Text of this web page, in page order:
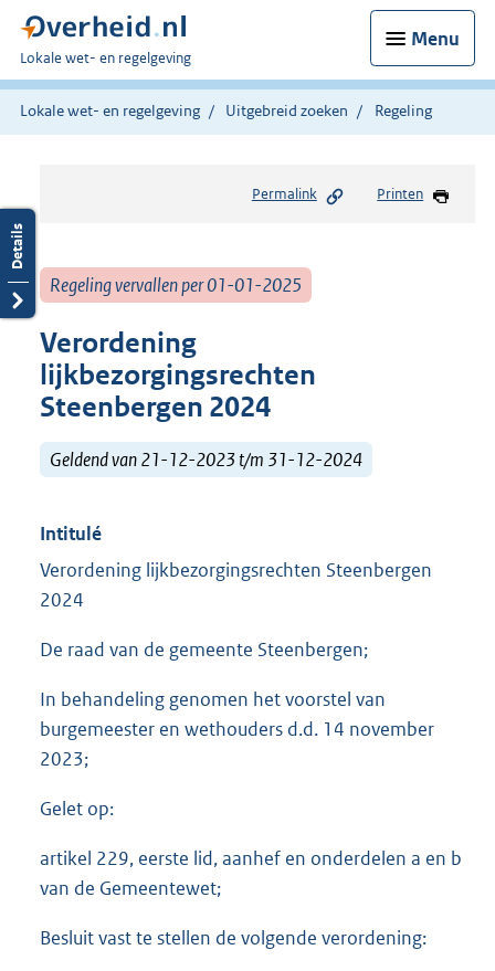
Menu
U
bent
hier:
Lokale wet- en regelgeving
Lokale wet- en regelgeving Uitgebreid zoeken Regeling
Permalink Printen
Regeling vervallen per 01-01-2025
Verordening
lijkbezorgingsrechten
Steenbergen 2024
Geldend van 21-12-2023 t/m 31-12-2024
Intitulé
Verordening lijkbezorgingsrechten Steenbergen
2024
De raad van de gemeente Steenbergen;
In behandeling genomen het voorstel van
burgemeester en wethouders d.d. 14 november
2023;
Gelet op:
artikel 229, eerste lid, aanhef en onderdelen a en b
van de Gemeentewet;
Besluit vast te stellen de volgende verordening: